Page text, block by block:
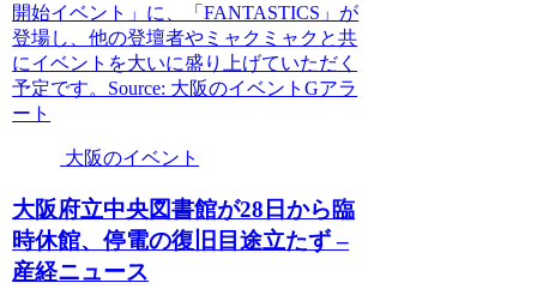
開始イベント」に、「FANTASTICS」が
登場し、他の登壇者やミャクミャクと共
にイベントを大いに盛り上げていただく
予定です。Source: 大阪のイベントGアラ
ート
大阪のイベント
大阪府立中央図書館が28日から臨
時休館、停電の復旧目途立たず –
産経ニュース